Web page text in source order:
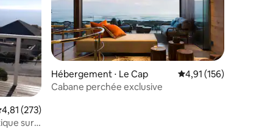
: 4,95 sur 5
moyenne sur la base de 273 commentaires : 4,81 sur 5
4,81 (273)
sur
Hébergement ⋅ Le Cap Évaluation moyenne
4,91 (156)
Cabane perchée exclusive